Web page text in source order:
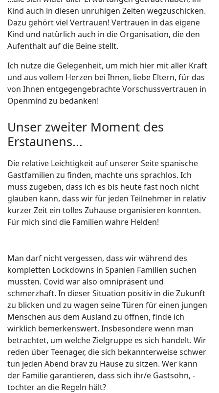
Kind auch in diesen unruhigen Zeiten wegzuschicken.
Dazu gehört viel Vertrauen! Vertrauen in das eigene
Kind und natürlich auch in die Organisation, die den
Aufenthalt auf die Beine stellt.
Ich nutze die Gelegenheit, um mich hier mit aller Kraft
und aus vollem Herzen bei Ihnen, liebe Eltern, für das
von Ihnen entgegengebrachte Vorschussvertrauen in
Openmind zu bedanken!
Unser zweiter Moment des
Erstaunens...
Die relative Leichtigkeit auf unserer Seite spanische
Gastfamilien zu finden, machte uns sprachlos. Ich
muss zugeben, dass ich es bis heute fast noch nicht
glauben kann, dass wir für jeden Teilnehmer in relativ
kurzer Zeit ein tolles Zuhause organisieren konnten.
Für mich sind die Familien wahre Helden!
Man darf nicht vergessen, dass wir während des
kompletten Lockdowns in Spanien Familien suchen
mussten. Covid war also omnipräsent und
schmerzhaft. In dieser Situation positiv in die Zukunft
zu blicken und zu wagen seine Türen für einen jungen
Menschen aus dem Ausland zu öffnen, finde ich
wirklich bemerkenswert. Insbesondere wenn man
betrachtet, um welche Zielgruppe es sich handelt. Wir
reden über Teenager, die sich bekannterweise schwer
tun jeden Abend brav zu Hause zu sitzen. Wer kann
der Familie garantieren, dass sich ihr/e Gastsohn, -
tochter an die Regeln hält?